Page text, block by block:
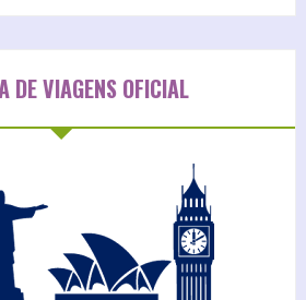
DE VIAGENS OFICIAL